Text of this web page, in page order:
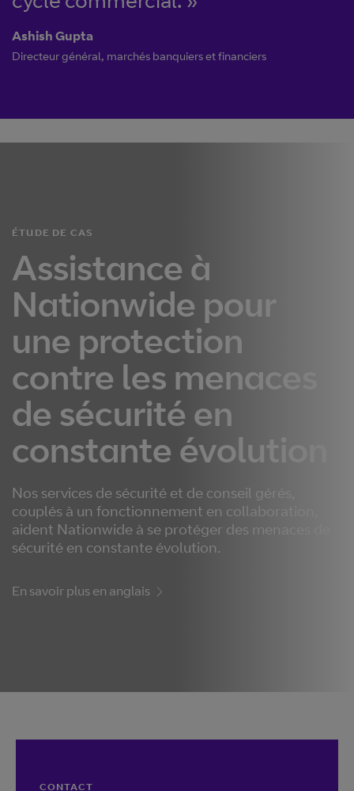
Ashish Gupta
Directeur général, marchés banquiers et financiers
ÉTUDE DE CAS
Assistance à
Nationwide pour
une protection
contre les menaces
de sécurité en
constante évolution
Nos services de sécurité et de conseil gérés,
couplés à un fonctionnement en collaboration,
aident Nationwide à se protéger des menaces de
sécurité en constante évolution.
En savoir plus en anglais
CONTACT